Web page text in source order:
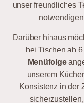
unser freundliches
Darüber hinaus
bei Tischen ab
Menüfolge
unserem
Konsistenz in der